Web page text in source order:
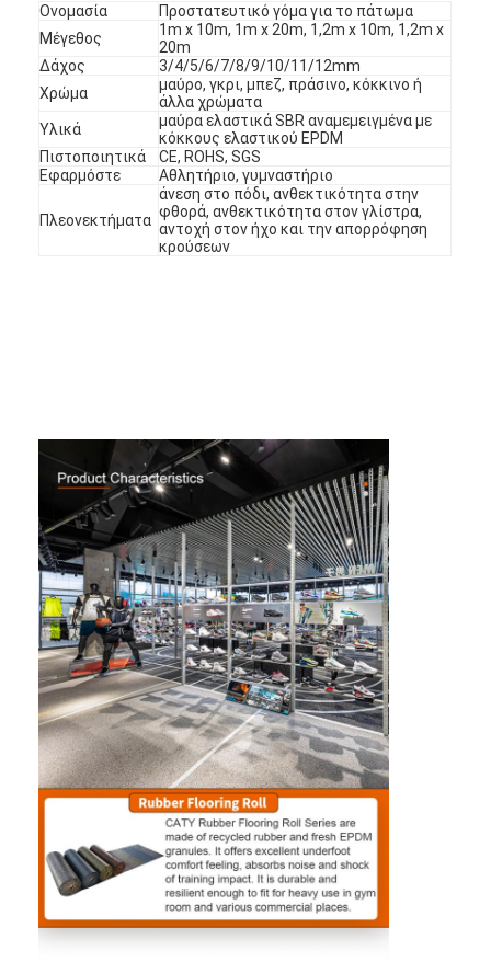
Σπίτι
Προϊόντα
Βίντεο
Περίπου εμείς
Γύρος εργοστασίων
Ποιοτικός έλεγχος
Ονομασία
Προστατευτικό γόμα για το πάτωμα
Μέγεθος
1m x 10m, 1m x 20m, 1,2m x 10m, 1,2m x
20m
Δάχος
3/4/5/6/7/8/9/10/11/12mm
Χρώμα
μαύρο, γκρι, μπεζ, πράσινο, κόκκινο ή
άλλα χρώματα
Υλικά
μαύρα ελαστικά SBR αναμεμειγμένα με
κόκκους ελαστικού EPDM
Πιστοποιητικά
CE, ROHS, SGS
Εφαρμόστε
Αθλητήριο, γυμναστήριο
Πλεονεκτήματα
άνεση στο πόδι, ανθεκτικότητα στην
φθορά, ανθεκτικότητα στον γλίστρα,
αντοχή στον ήχο και την απορρόφηση
κρούσεων